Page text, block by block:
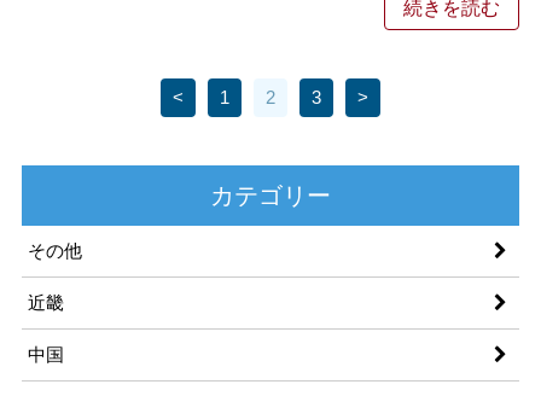
続きを読む
< 1 2 3 >
カテゴリー
その他
近畿
中国